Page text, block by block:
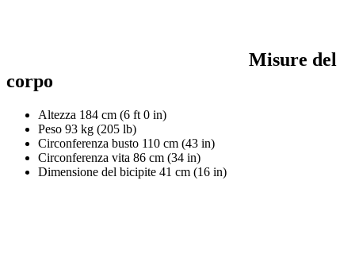
Misure del
corpo
Altezza 184 cm (6 ft 0 in)
Peso 93 kg (205 lb)
Circonferenza busto 110 cm (43 in)
Circonferenza vita 86 cm (34 in)
Dimensione del bicipite 41 cm (16 in)